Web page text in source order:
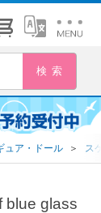
ュア・ドール ＞ ス
blue glass